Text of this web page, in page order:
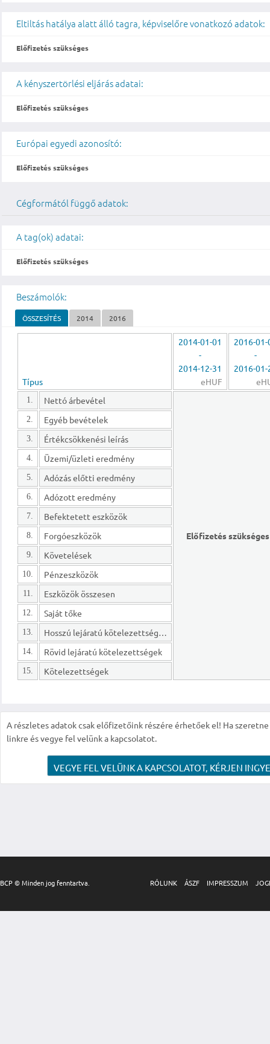
Eltiltás hatálya alatt álló tagra, képviselőre vonatkozó adatok:
Előfizetés szükséges
A kényszertörlési eljárás adatai:
Előfizetés szükséges
Európai egyedi azonosító:
Előfizetés szükséges
Cégformától függő adatok:
A tag(ok) adatai:
Előfizetés szükséges
Beszámolók:
ÖSSZESÍTÉS 2014 2016
Típus
2014-01-01
-
2014-12-31
eHUF
2016-01-
-
2016-01-
1. Nettó árbevétel
Előfizetés szükséges
2. Egyéb bevételek
3. Értékcsökkenési leírás
4. Üzemi/üzleti eredmény
5. Adózás előtti eredmény
6. Adózott eredmény
7. Befektetett eszközök
8. Forgóeszközök
9. Követelések
10. Pénzeszközök
11. Eszközök összesen
12. Saját tőke
13. Hosszú lejáratú kötelezettségek
14. Rövid lejáratú kötelezettségek
15. Kötelezettségek
A részletes adatok csak előfizetőink részére érhetőek el! Ha
linkre és vegye fel velünk a kapcsolatot.
VEGYE FEL VELÜNK A KAPCSOLATOT, KÉRJEN
BCP © Minden jog fenntartva. RÓLUNK ÁSZF IMPRESSZUM